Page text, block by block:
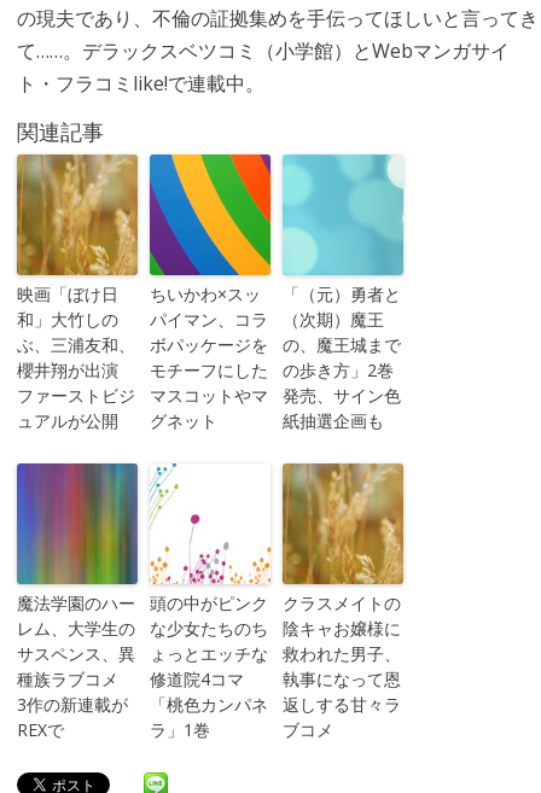
の現夫であり、不倫の証拠集めを手伝ってほしいと言ってき
て……。デラックスベツコミ（小学館）とWebマンガサイ
ト・フラコミlike!で連載中。
関連記事
映画「ぼけ日
和」大竹しの
ぶ、三浦友和、
櫻井翔が出演
ファーストビジ
ュアルが公開
ちいかわ×スッ
パイマン、コラ
ボパッケージを
モチーフにした
マスコットやマ
グネット
「（元）勇者と
（次期）魔王
の、魔王城まで
の歩き方」2巻
発売、サイン色
紙抽選企画も
魔法学園のハー
レム、大学生の
サスペンス、異
種族ラブコメ
3作の新連載が
REXで
頭の中がピンク
な少女たちのち
ょっとエッチな
修道院4コマ
「桃色カンパネ
ラ」1巻
クラスメイトの
陰キャお嬢様に
救われた男子、
執事になって恩
返しする甘々ラ
ブコメ